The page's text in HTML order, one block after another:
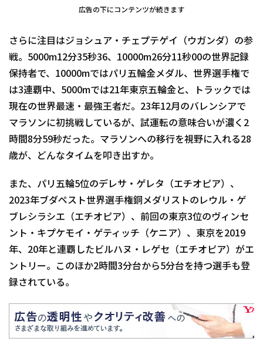
広告の下にコンテンツが続きます
さらに注目はジョシュア・チェプテゲイ（ウガンダ）の参
戦。5000m12分35秒36、10000m26分11秒00の世界記録
保持者で、10000mではパリ五輪金メダル、世界選手権で
は3連覇中、5000mでは21年東京五輪金と、トラックでは
現在の世界最速・最強王者だ。23年12月のバレンシアで
マラソンに初挑戦しているが、試運転の意味合いが濃く2
時間8分59秒だった。マラソンへの移行を視野に入れる28
歳が、どんなタイムを叩き出すか。
また、パリ五輪5位のデレサ・ゲレタ（エチオピア）、
2023年ブダペスト世界選手権銅メダリストのレウル・ゲ
ブレシラシエ（エチオピア）、前回の東京3位のヴィンセ
ント・キプケモイ・ゲティッチ（ケニア）、東京を2019
年、20年と連覇したビルハヌ・レゲセ（エチオピア）がエ
ントリー。このほか2時間3分台から5分台を持つ選手も登
録されている。